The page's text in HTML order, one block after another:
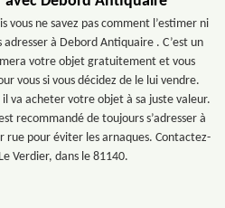
vous ne savez pas comment l’estimer ni
à Debord Antiquaire . C’est un
votre objet gratuitement et vous
vous si vous décidez de le lui vendre.
va acheter votre objet à sa juste valeur.
recommandé de toujours s’adresser à
rue pour éviter les arnaques. Contactez-
Verdier, dans le 81140.